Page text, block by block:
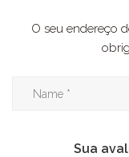
O seu endereço
Sua